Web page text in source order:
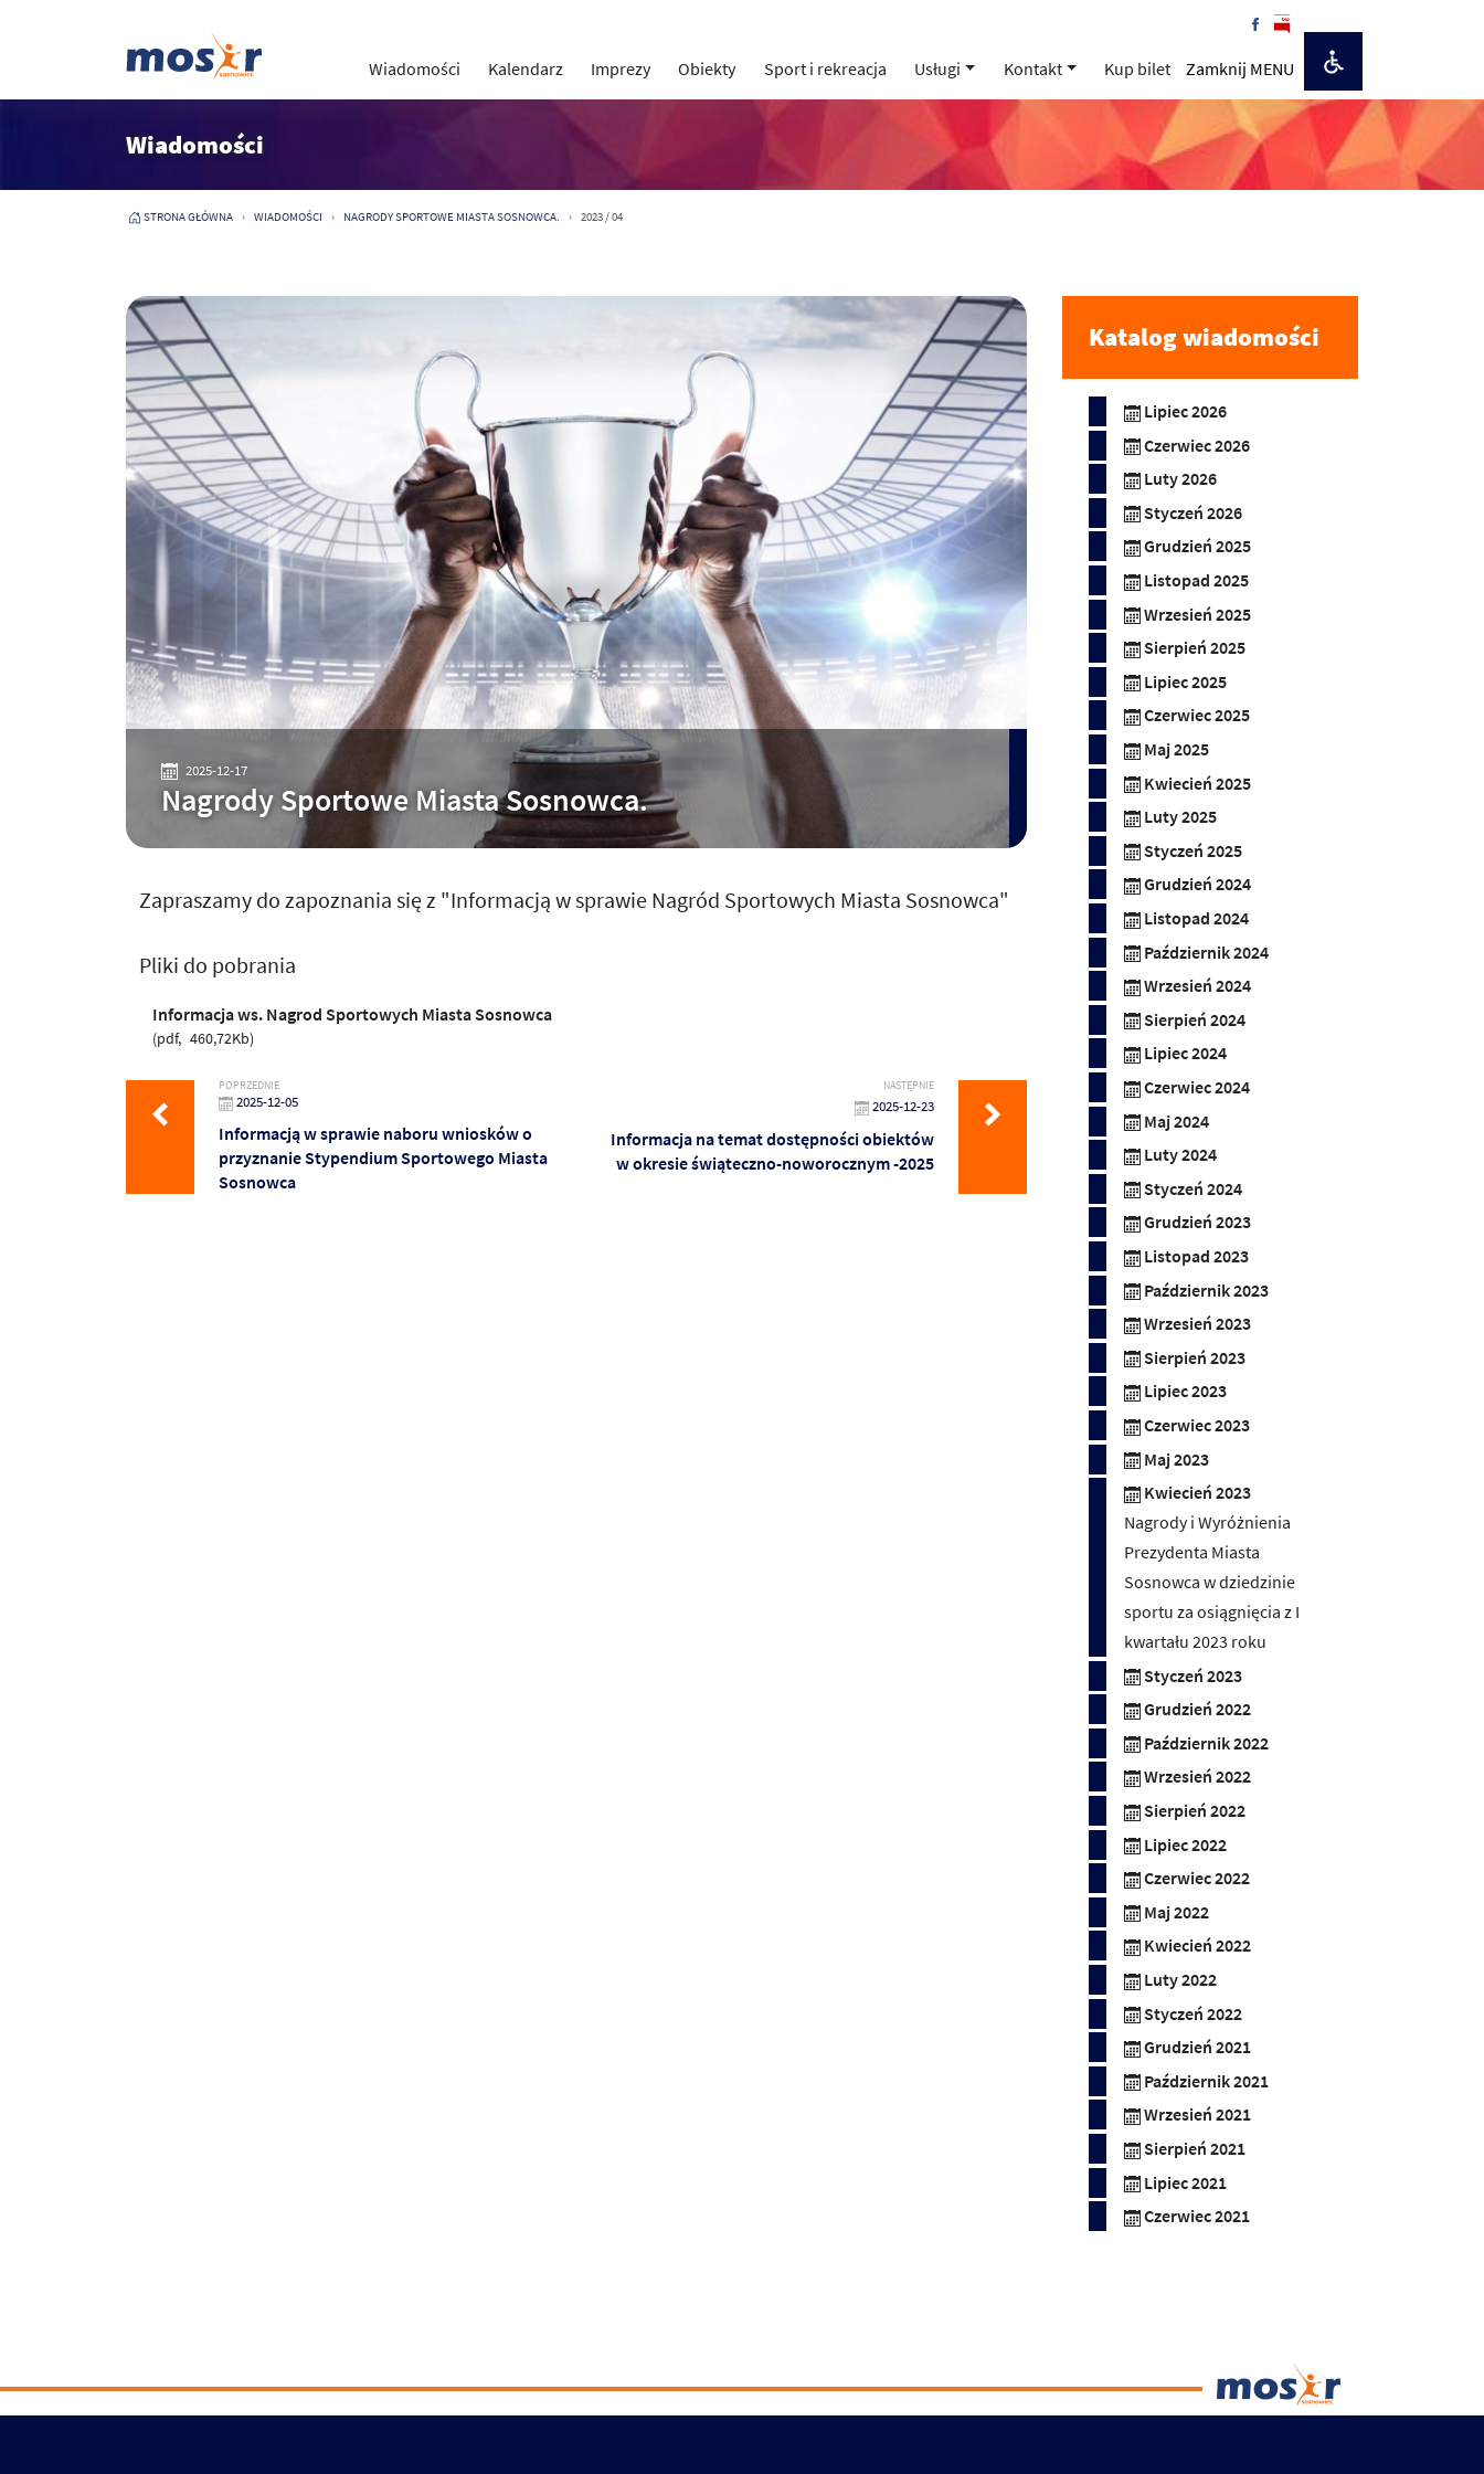
Wiadomości Kalendarz Imprezy Obiekty Sport i rekreacja Usługi Kontakt Kup bilet Zamknij MENU
Wiadomości
STRONA GŁÓWNA WIADOMOŚCI NAGRODY SPORTOWE MIASTA SOSNOWCA. 2023 / 04
2025-12-17
Nagrody Sportowe Miasta Sosnowca.
Zapraszamy do zapoznania się z "Informacją w sprawie Nagród Sportowych Miasta Sosnowca"
Pliki do pobrania
Informacja ws. Nagrod Sportowych Miasta Sosnowca
pdf 460,72Kb
POPRZEDNIE
2025-12-05
Informacją w sprawie naboru wniosków o
przyznanie Stypendium Sportowego Miasta
Sosnowca
NASTĘPNIE
2025-12-23
Informacja na temat dostępności obiektów
w okresie świąteczno-noworocznym -2025
Katalog wiadomości
Lipiec 2026
Czerwiec 2026
Luty 2026
Styczeń 2026
Grudzień 2025
Listopad 2025
Wrzesień 2025
Sierpień 2025
Lipiec 2025
Czerwiec 2025
Maj 2025
Kwiecień 2025
Luty 2025
Styczeń 2025
Grudzień 2024
Listopad 2024
Październik 2024
Wrzesień 2024
Sierpień 2024
Lipiec 2024
Czerwiec 2024
Maj 2024
Luty 2024
Styczeń 2024
Grudzień 2023
Listopad 2023
Październik 2023
Wrzesień 2023
Sierpień 2023
Lipiec 2023
Czerwiec 2023
Maj 2023
Kwiecień 2023
Nagrody i Wyróżnienia
Prezydenta Miasta
Sosnowca w dziedzinie
sportu za osiągnięcia z I
kwartału 2023 roku
Styczeń 2023
Grudzień 2022
Październik 2022
Wrzesień 2022
Sierpień 2022
Lipiec 2022
Czerwiec 2022
Maj 2022
Kwiecień 2022
Luty 2022
Styczeń 2022
Grudzień 2021
Październik 2021
Wrzesień 2021
Sierpień 2021
Lipiec 2021
Czerwiec 2021